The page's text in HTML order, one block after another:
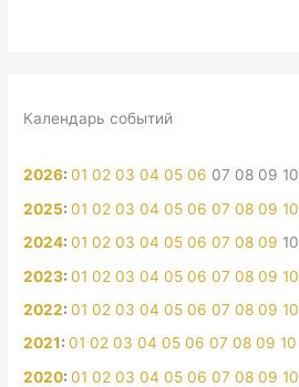
Календарь событий
2026:01 02 03 04 05 06 07 08 09 10
2025:01 02 03 04 05 06 07 08 09 10
2024:01 02 03 04 05 06 07 08 09 10
2023:01 02 03 04 05 06 07 08 09 10
2022:01 02 03 04 05 06 07 08 09 10
2021:01 02 03 04 05 06 07 08 09 10
2020:01 02 03 04 05 06 07 08 09 10